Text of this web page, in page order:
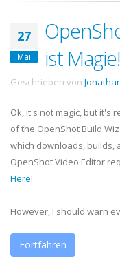
27
Mai
ist Magie!
Geschrieben von
Ok, it's not magic, but it's
of the OpenShot Build
which downloads, builds,
OpenShotVideo Editor
Here!
However, I should warn
Fortfahren